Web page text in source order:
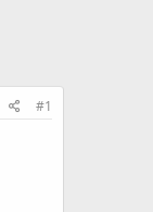
#1